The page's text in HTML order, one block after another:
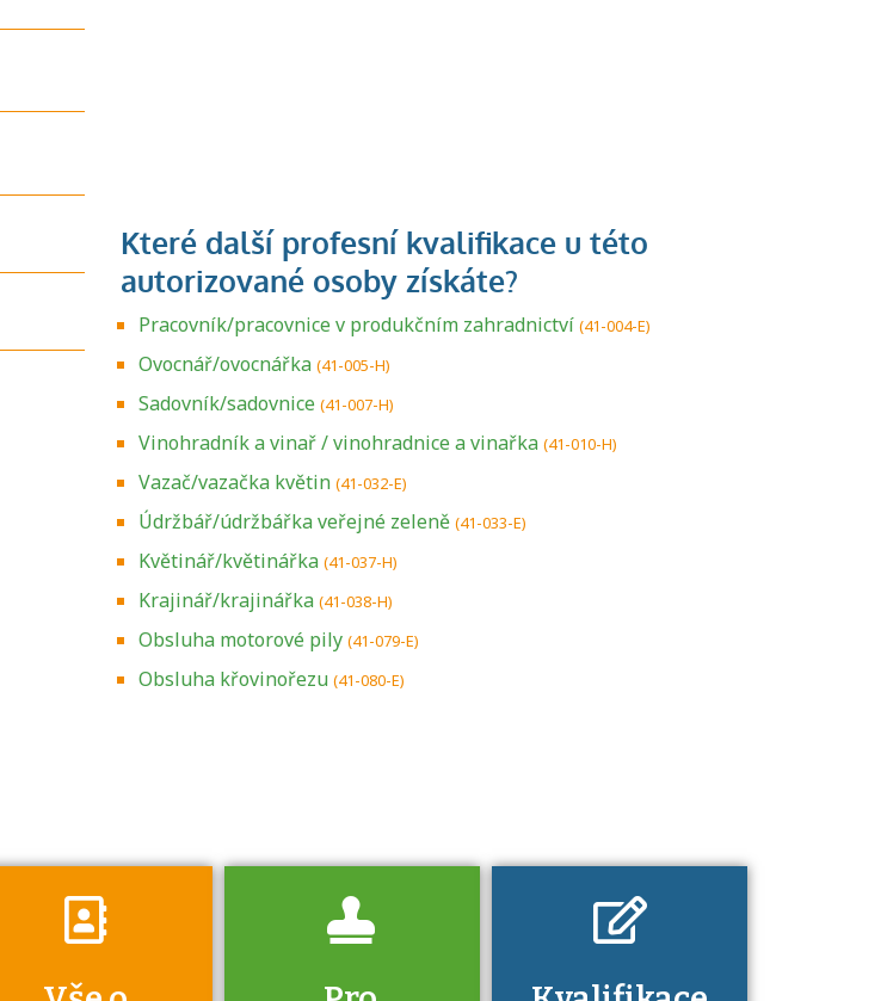
Pracovník/pracovnice v produkčním zahradnictví (41-004-E)
Ovocnář/ovocnářka (41-005-H)
Sadovník/sadovnice (41-007-H)
Vinohradník a vinař / vinohradnice a vinařka (41-010-H)
Vazač/vazačka květin (41-032-E)
Údržbář/údržbářka veřejné zeleně (41-033-E)
Květinář/květinářka (41-037-H)
Krajinář/krajinářka (41-038-H)
Obsluha motorové pily (41-079-E)
Obsluha křovinořezu (41-080-E)
Zjistěte, jak se
přihlásit ke